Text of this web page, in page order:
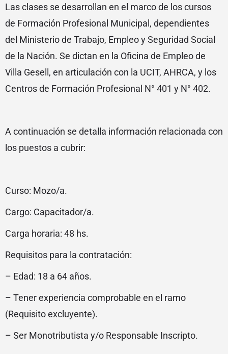
Las clases se desarrollan en el marco de los cursos
de Formación Profesional Municipal, dependientes
del Ministerio de Trabajo, Empleo y Seguridad Social
de la Nación. Se dictan en la Oficina de Empleo de
Villa Gesell, en articulación con la UCIT, AHRCA, y los
Centros de Formación Profesional N° 401 y N° 402.
A continuación se detalla información relacionada con
los puestos a cubrir:
Curso: Mozo/a.
Cargo: Capacitador/a.
Carga horaria: 48 hs.
Requisitos para la contratación:
– Edad: 18 a 64 años.
– Tener experiencia comprobable en el ramo
(Requisito excluyente).
– Ser Monotributista y/o Responsable Inscripto.